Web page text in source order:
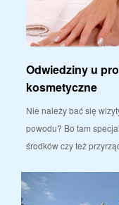
Odwiedziny u
kosmetyczne
Nie należy bać się
powodu? Bo tam
środków czy też